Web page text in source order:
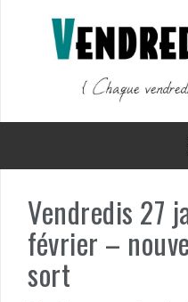
Vendredis 27
février –
sort